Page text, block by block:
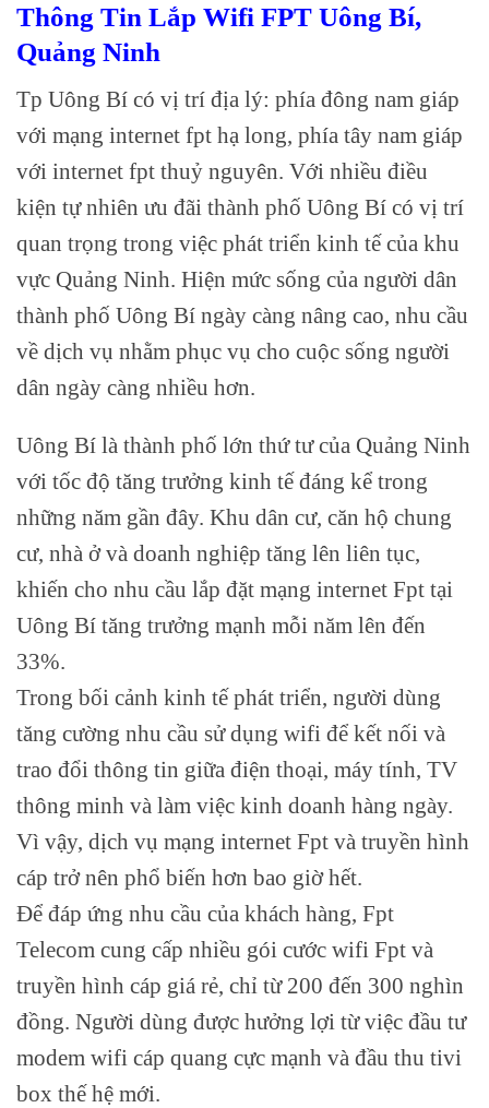
Thông Tin Lắp Wifi FPT Uông Bí,
Quảng Ninh
Tp Uông Bí có vị trí địa lý: phía đông nam giáp
với mạng internet fpt hạ long, phía tây nam giáp
với internet fpt thuỷ nguyên. Với nhiều điều
kiện tự nhiên ưu đãi thành phố Uông Bí có vị trí
quan trọng trong việc phát triển kinh tế của khu
vực Quảng Ninh. Hiện mức sống của người dân
thành phố Uông Bí ngày càng nâng cao, nhu cầu
về dịch vụ nhằm phục vụ cho cuộc sống người
dân ngày càng nhiều hơn.
Uông Bí là thành phố lớn thứ tư của Quảng Ninh
với tốc độ tăng trưởng kinh tế đáng kể trong
những năm gần đây. Khu dân cư, căn hộ chung
cư, nhà ở và doanh nghiệp tăng lên liên tục,
khiến cho nhu cầu lắp đặt mạng internet Fpt tại
Uông Bí tăng trưởng mạnh mỗi năm lên đến
33%.
Trong bối cảnh kinh tế phát triển, người dùng
tăng cường nhu cầu sử dụng wifi để kết nối và
trao đổi thông tin giữa điện thoại, máy tính, TV
thông minh và làm việc kinh doanh hàng ngày.
Vì vậy, dịch vụ mạng internet Fpt và truyền hình
cáp trở nên phổ biến hơn bao giờ hết.
Để đáp ứng nhu cầu của khách hàng, Fpt
Telecom cung cấp nhiều gói cước wifi Fpt và
truyền hình cáp giá rẻ, chỉ từ 200 đến 300 nghìn
đồng. Người dùng được hưởng lợi từ việc đầu tư
modem wifi cáp quang cực mạnh và đầu thu tivi
box thế hệ mới.